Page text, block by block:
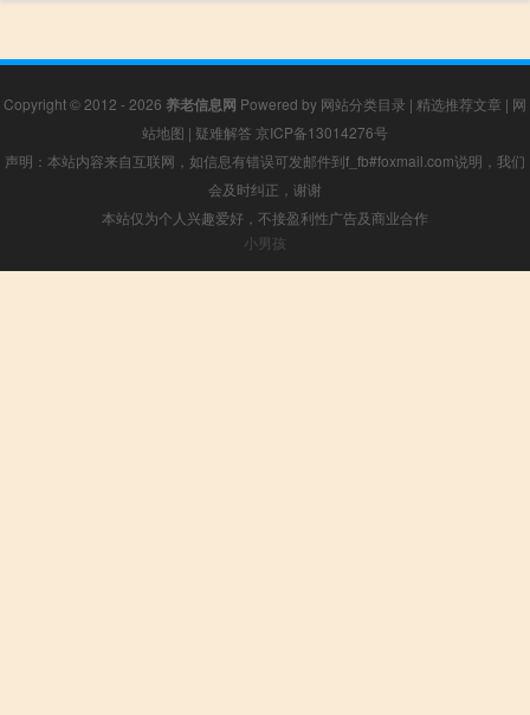
Copyright © 2012 - 2026 养老信息网 Powered by 网站分类目录 | 精选推荐文章 | 网
站地图 | 疑难解答 京ICP备13014276号
声明：本站内容来自互联网，如信息有错误可发邮件到f_fb#foxmail.com说明，我们
会及时纠正，谢谢
本站仅为个人兴趣爱好，不接盈利性广告及商业合作
小男孩